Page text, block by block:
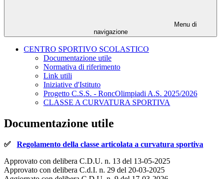
Menu di
navigazione
CENTRO SPORTIVO SCOLASTICO
Documentazione utile
Normativa di riferimento
Link utili
Iniziative d'Istituto
Progetto C.S.S. - RoncOlimpiadi A.S. 2025/2026
CLASSE A CURVATURA SPORTIVA
Documentazione utile
✅ Regolamento della classe articolata a curvatura sportiva
Approvato con delibera C.D.U. n. 13 del 13-05-2025
Approvato con delibera C.d.I. n. 29 del 20-03-2025